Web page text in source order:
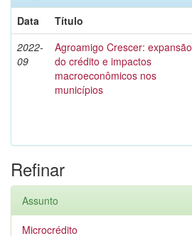
Data
Título
2022-
09
Agroamigo Crescer: expansão
do crédito e impactos
macroeconômicos nos
municípios
Refinar
Assunto
Microcrédito